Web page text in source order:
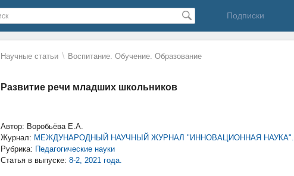
Подписки
Научные статьи \ Воспитание. Обучение. Образование
Развитие речи младших школьников
Автор: Воробьёва Е.А.
Журнал: МЕЖДУНАРОДНЫЙ НАУЧНЫЙ ЖУРНАЛ "ИННОВАЦИОННАЯ НАУКА".
Рубрика: Педагогические науки
Статья в выпуске: 8-2, 2021 года.